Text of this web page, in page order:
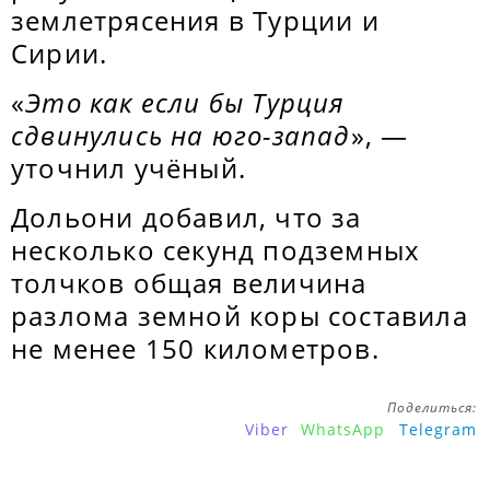
землетрясения в Турции и
Сирии.
«Это как если бы Турция
сдвинулись на юго-запад», —
уточнил учёный.
Дольони добавил, что за
несколько секунд подземных
толчков общая величина
разлома земной коры составила
не менее 150 километров.
Поделиться:
Viber WhatsApp Telegram